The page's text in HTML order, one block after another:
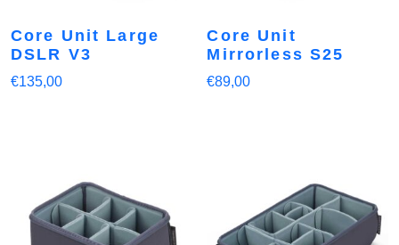
Core Unit Large
DSLR V3
€135,00
Core Unit
Mirrorless S25
€89,00